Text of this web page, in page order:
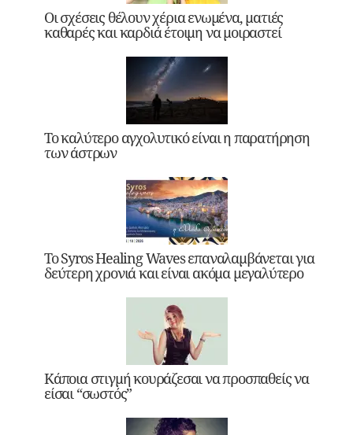
Οι σχέσεις θέλουν χέρια ενωμένα, ματιές
καθαρές και καρδιά έτοιμη να μοιραστεί
Το καλύτερο αγχολυτικό είναι η παρατήρηση
των άστρων
Το Syros Healing Waves επαναλαμβάνεται για
δεύτερη χρονιά και είναι ακόμα μεγαλύτερο
Κάποια στιγμή κουράζεσαι να προσπαθείς να
είσαι “σωστός”